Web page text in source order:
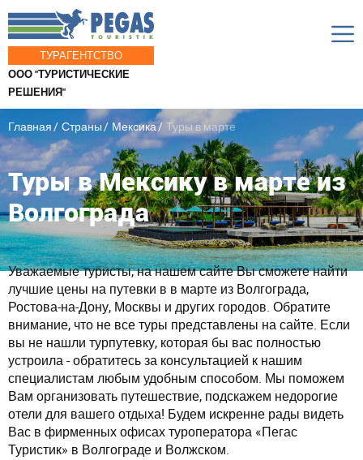
ТУРАГЕНТСТВО
ООО "ТУРИСТИЧЕСКИЕ
РЕШЕНИЯ"
Главная Страны Мексика Туры в марте
Туры в Мексику в марте из
Волгограда
Уважаемые туристы, на нашем сайте Вы сможете найти
лучшие цены на путевки в в марте из Волгограда,
Ростова-на-Дону, Москвы и других городов. Обратите
внимание, что не все туры представлены на сайте. Если
вы не нашли турпутевку, которая бы вас полностью
устроила - обратитесь за консультацией к нашим
специалистам любым удобным способом. Мы поможем
Вам организовать путешествие, подскажем недорогие
отели для вашего отдыха! Будем искренне рады видеть
Вас в фирменных офисах туроператора «Пегас
Туристик» в Волгограде и Волжском.